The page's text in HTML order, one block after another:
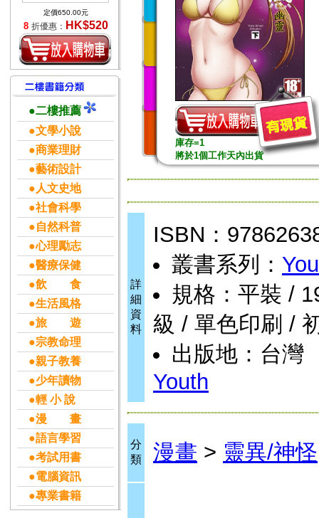
定價650.00元
8 折優惠： HK$520
●二樓推薦
●文學小說
●商業理財
●藝術設計
●人文史地
●社會科學
●自然科普
●心理勵志
●醫療保健
●飲 食
●生活風格
●旅 遊
●宗教命理
●親子教養
●少年讀物
●輕 小 說
●漫 畫
●語言學習
●考試用書
●電腦資訊
●專業書籍
庫存=1
將於1個工作天內出貨
詳
細
資
料
ISBN：
叢書系列：
規格：平裝 /
級 / 單色印刷 /
出版地：台灣
Youth
分
類
漫畫 > 靈異/神怪